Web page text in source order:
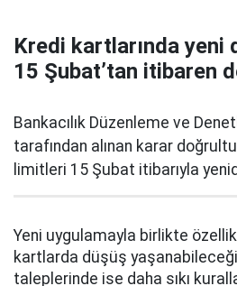
Kredi kartlarında yeni
15 Şubat’tan itibaren
Bankacılık Düzenleme ve
tarafından alınan karar
limitleri 15 Şubat itibarıyla
Yeni uygulamayla birlikte
kartlarda düşüş
taleplerinde ise daha sıkı